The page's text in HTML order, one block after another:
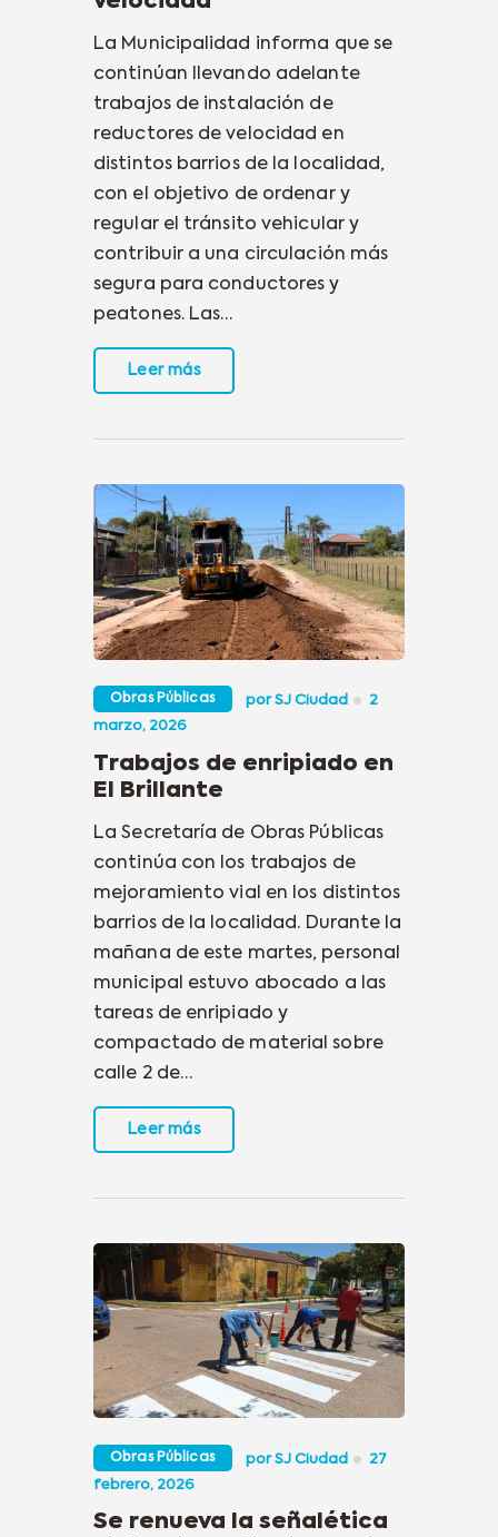
La Municipalidad informa que se
continúan llevando adelante
trabajos de instalación de
reductores de velocidad en
distintos barrios de la localidad,
con el objetivo de ordenar y
regular el tránsito vehicular y
contribuir a una circulación más
segura para conductores y
peatones. Las…
Leer más
Obras Públicas porSJ Ciudad
2
marzo, 2026
Trabajos de enripiado en
El Brillante
La Secretaría de Obras Públicas
continúa con los trabajos de
mejoramiento vial en los distintos
barrios de la localidad. Durante la
mañana de este martes, personal
municipal estuvo abocado a las
tareas de enripiado y
compactado de material sobre
calle 2 de…
Leer más
Obras Públicas porSJ Ciudad
27
febrero, 2026
Se renueva la señalética